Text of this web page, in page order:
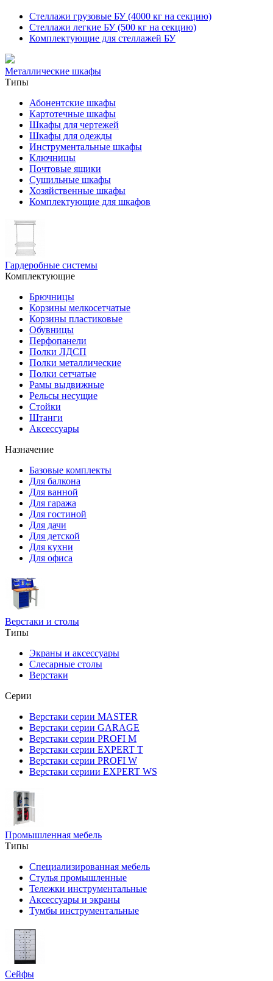
Стеллажи грузовые БУ (4000 кг на секцию)
Стеллажи легкие БУ (500 кг на секцию)
Комплектующие для стеллажей БУ
Металлические шкафы
Типы
Абонентские шкафы
Картотечные шкафы
Шкафы для чертежей
Шкафы для одежды
Инструментальные шкафы
Ключницы
Почтовые ящики
Сушильные шкафы
Хозяйственные шкафы
Комплектующие для шкафов
Гардеробные системы
Комплектующие
Брючницы
Корзины мелкосетчатые
Корзины пластиковые
Обувницы
Перфопанели
Полки ЛДСП
Полки металлические
Полки сетчатые
Рамы выдвижные
Рельсы несущие
Стойки
Штанги
Аксессуары
Назначение
Базовые комплекты
Для балкона
Для ванной
Для гаража
Для гостиной
Для дачи
Для детской
Для кухни
Для офиса
Верстаки и столы
Типы
Экраны и аксессуары
Слесарные столы
Верстаки
Серии
Верстаки серии MASTER
Верстаки серии GARAGE
Верстаки серии PROFI M
Верстаки серии EXPERT T
Верстаки серии PROFI W
Верстаки сериии EXPERT WS
Промышленная мебель
Типы
Специализированная мебель
Стулья промышленные
Тележки инструментальные
Аксессуары и экраны
Тумбы инструментальные
Сейфы